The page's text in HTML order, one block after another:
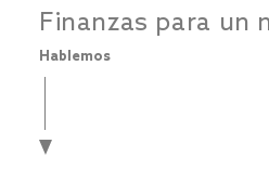
Finanzas para un
Hablemos